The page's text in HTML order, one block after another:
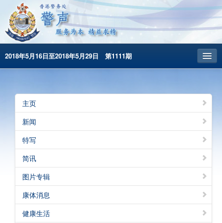
2018年5月16日至2018年5月29日 第1111期
昔日警声
警务处主页
繁體版
English
主页
新闻
特写
简讯
图片专辑
康体消息
健康生活